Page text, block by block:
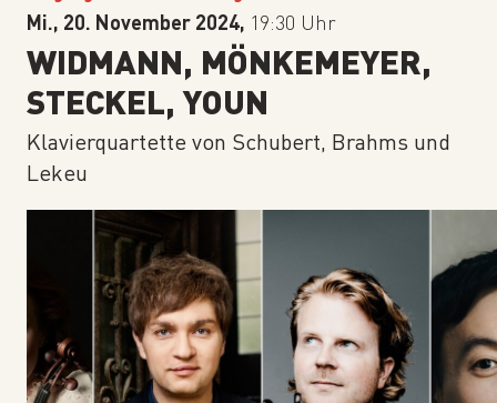
Mi., 20. November 2024, 19:30 Uhr
WIDMANN, MÖNKEMEYER,
STECKEL, YOUN
Klavierquartette von Schubert, Brahms und
Lekeu